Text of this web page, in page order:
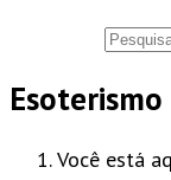
Esoterismo
Você está